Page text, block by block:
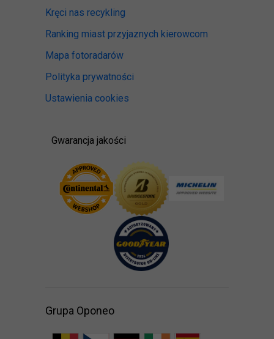
Kręci nas recykling
Ranking miast przyjaznych kierowcom
Mapa fotoradarów
Polityka prywatności
Ustawienia cookies
Gwarancja jakości
Grupa Oponeo